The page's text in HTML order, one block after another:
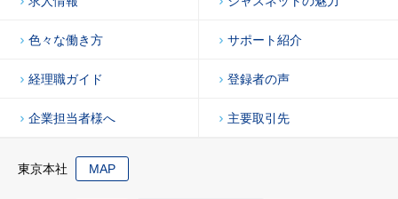
色々な働き方 サポート紹介
経理職ガイド 登録者の声
企業担当者様へ 主要取引先
東京本社 MAP